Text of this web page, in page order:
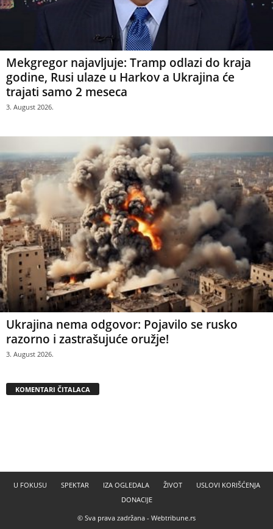
Mekgregor najavljuje: Tramp odlazi do kraja
godine, Rusi ulaze u Harkov a Ukrajina će
trajati samo 2 meseca
3. August 2026.
Ukrajina nema odgovor: Pojavilo se rusko
razorno i zastrašujuće oružje!
3. August 2026.
KOMENTARI ČITALACA
U FOKUSU SPEKTAR IZA OGLEDALA ŽIVOT
USLOVI KORIŠĆENJA
DONACIJE
© Sva prava zadržana - Webtribune.rs